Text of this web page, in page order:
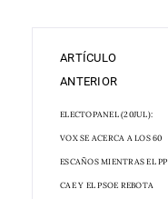
ARTÍCULO
ANTERIOR
ELECTOPANEL (20JUL):
VOX SE ACERCA A LOS 60
ESCAÑOS MIENTRAS EL PP
CAE Y EL PSOE REBOTA